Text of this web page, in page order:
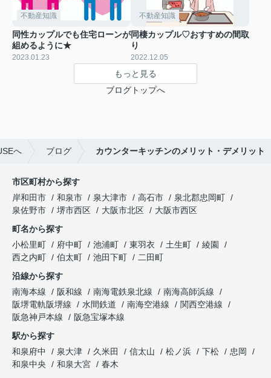
不動産知識
同性カップルでも住宅ローンが
組めるように★
2023.01.23
不動産知識
同棲カップル♡おすすめの間取
り
2022.12.05
もっと見る
ブログトップへ
へ ブログ カウンターキッチンのメリット・デメリット
市区町村から探す
岸和田市
和泉市 泉大津市 高石市
泉北郡忠岡町
泉佐野市
堺市西区 大阪市北区
大阪市西区
町名から探す
小松里町
府中町 池浦町 東羽衣 土生町
綾園
西之内町
伯太町 池田下町
二田町
沿線から探す
南海本線
阪和線 南海電鉄泉北線
南海高師浜線
阪堺電軌阪堺線
水間鉄道 南海空港線
関西空港線
阪急神戸本線
阪急宝塚本線
駅から探す
和泉府中
泉大津 久米田 信太山 松ノ浜 下松
忠岡
和泉中央
和泉大宮 春木